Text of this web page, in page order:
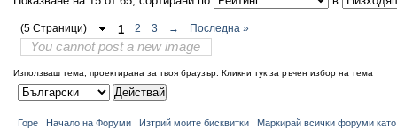
(5 Страници) 1 2 3 → Последна »
You cannot post a new image
Използваш тема, проектирана за твоя браузър. Кликни тук за ръчен избор на тема
Горе Начало на Форуми Изтрий моите бисквитки
Маркирай всички форуми